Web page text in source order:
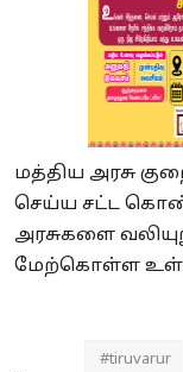
மத்திய அரசு
செய்ய சட்ட
அரசுகளை
மேற்கொள்ள
#tiruvarur